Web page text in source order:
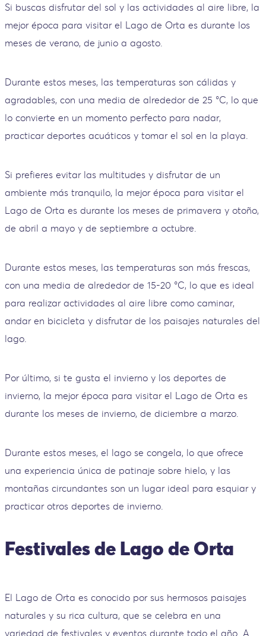
Si buscas disfrutar del sol y las actividades al aire libre, la
mejor época para visitar el Lago de Orta es durante los
meses de verano, de junio a agosto.
Durante estos meses, las temperaturas son cálidas y
agradables, con una media de alrededor de 25 °C, lo que
lo convierte en un momento perfecto para nadar,
practicar deportes acuáticos y tomar el sol en la playa.
Si prefieres evitar las multitudes y disfrutar de un
ambiente más tranquilo, la mejor época para visitar el
Lago de Orta es durante los meses de primavera y otoño,
de abril a mayo y de septiembre a octubre.
Durante estos meses, las temperaturas son más frescas,
con una media de alrededor de 15-20 °C, lo que es ideal
para realizar actividades al aire libre como caminar,
andar en bicicleta y disfrutar de los paisajes naturales del
lago.
Por último, si te gusta el invierno y los deportes de
invierno, la mejor época para visitar el Lago de Orta es
durante los meses de invierno, de diciembre a marzo.
Durante estos meses, el lago se congela, lo que ofrece
una experiencia única de patinaje sobre hielo, y las
montañas circundantes son un lugar ideal para esquiar y
practicar otros deportes de invierno.
Festivales de Lago de Orta
El Lago de Orta es conocido por sus hermosos paisajes
naturales y su rica cultura, que se celebra en una
variedad de festivales y eventos durante todo el año. A